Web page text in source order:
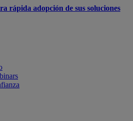
rápida adopción de sus soluciones